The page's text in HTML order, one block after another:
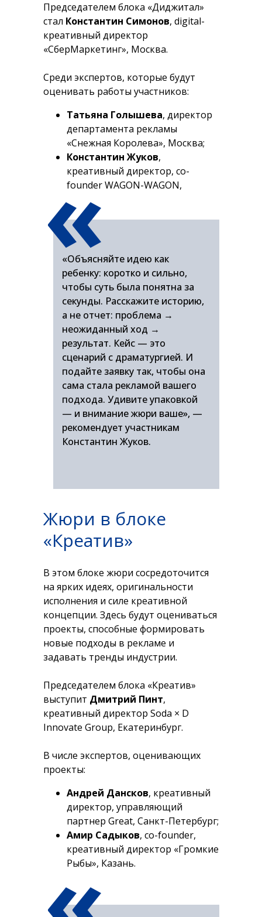
Председателем блока «Диджитал»
стал Константин Симонов, digital-
креативный директор
«СберМаркетинг», Москва.
Среди экспертов, которые будут
оценивать работы участников:
Татьяна Голышева, директор
департамента рекламы
«Снежная Королева», Москва;
Константин Жуков,
креативный директор, co-
founder WAGON-WAGON,
Краснодар.
«Объясняйте идею как
ребенку: коротко и сильно,
чтобы суть была понятна за
секунды. Расскажите историю,
а не отчет: проблема →
неожиданный ход →
результат. Кейс — это
сценарий с драматургией. И
подайте заявку так, чтобы она
сама стала рекламой вашего
подхода. Удивите упаковкой
— и внимание жюри ваше», —
рекомендует участникам
Константин Жуков.
«
Жюри в блоке
«Креатив»
В этом блоке жюри сосредоточится
на ярких идеях, оригинальности
исполнения и силе креативной
концепции. Здесь будут оцениваться
проекты, способные формировать
новые подходы в рекламе и
задавать тренды индустрии.
Председателем блока «Креатив»
выступит Дмитрий Пинт,
креативный директор Soda × D
Innovate Group, Екатеринбург.
В числе экспертов, оценивающих
проекты:
Андрей Дансков, креативный
директор, управляющий
партнер Great, Санкт-Петербург;
Амир Садыков, сo-founder,
креативный директор «Громкие
Рыбы», Казань.